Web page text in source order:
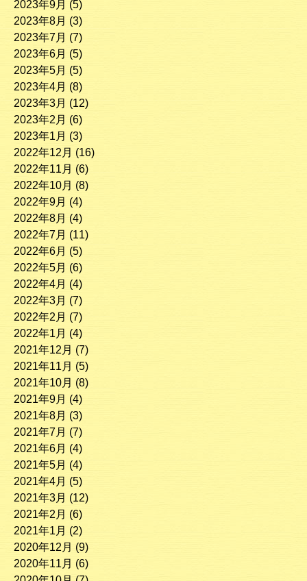
2023年9月 (5)
2023年8月 (3)
2023年7月 (7)
2023年6月 (5)
2023年5月 (5)
2023年4月 (8)
2023年3月 (12)
2023年2月 (6)
2023年1月 (3)
2022年12月 (16)
2022年11月 (6)
2022年10月 (8)
2022年9月 (4)
2022年8月 (4)
2022年7月 (11)
2022年6月 (5)
2022年5月 (6)
2022年4月 (4)
2022年3月 (7)
2022年2月 (7)
2022年1月 (4)
2021年12月 (7)
2021年11月 (5)
2021年10月 (8)
2021年9月 (4)
2021年8月 (3)
2021年7月 (7)
2021年6月 (4)
2021年5月 (4)
2021年4月 (5)
2021年3月 (12)
2021年2月 (6)
2021年1月 (2)
2020年12月 (9)
2020年11月 (6)